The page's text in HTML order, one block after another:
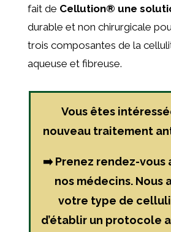
fait de Cellution® une
durable et non chirurgicale
trois composantes de la
aqueuse et fibreuse.
Vous êtes
nouveau traitement
➡️ Prenez rendez-vous
nos médecins. Nous
votre type de
d’établir un protocole